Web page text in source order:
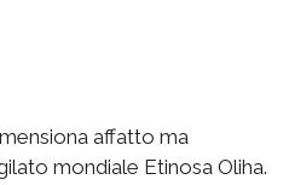
affatto ma
mondiale Etinosa Oliha.